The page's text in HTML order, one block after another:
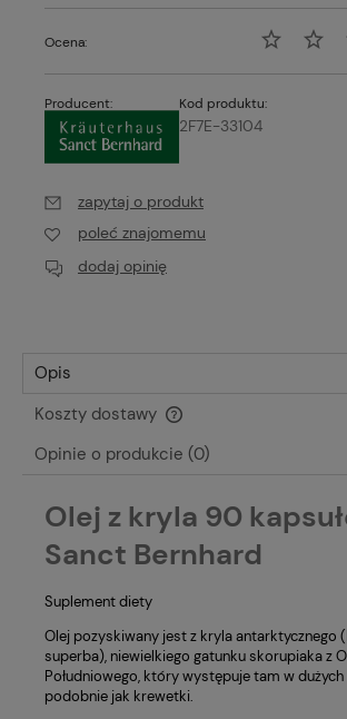
Ocena:
Producent: Kod produktu:
2F7E-33104
zapytaj o produkt
poleć znajomemu
dodaj opinię
Opis
Koszty dostawy
Cena nie zawiera ewentualnych kosztów
Opinie o produkcie (0)
Olej z kryla 90
Sanct Bernhard
Suplement diety
Olej pozyskiwany jest z kryla antarktycznego
superba), niewielkiego gatunku skorupiaka z
Południowego, który występuje tam w dużych
podobnie jak krewetki.